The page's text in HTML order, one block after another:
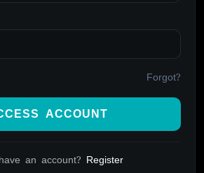
Forgot?
ACCOUNT
an account? Register